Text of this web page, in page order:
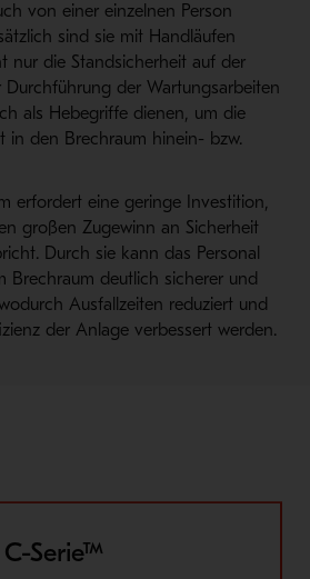
von einer einzelnen Person
sind sie mit Handläufen
nur die Standsicherheit auf der
der Wartungsarbeiten
als Hebegriffe dienen, um die
in den Brechraum hinein- bzw.
erfordert eine geringe Investition,
großen Zugewinn an Sicherheit
Durch sie kann das Personal
Brechraum deutlich sicherer und
Ausfallzeiten reduziert und
der Anlage verbessert werden.
Serie™